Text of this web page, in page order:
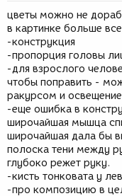
цветы можно не
в картинке больше
-конструкция
-пропорция головы
-для взрослого
чтобы поправить -
ракурсом и
-еще ошибка в
широчайшая мышца
широчайшая дала бы
полоска тени между
глубоко режет руку.
-кисть тонковата у
-про композицию в